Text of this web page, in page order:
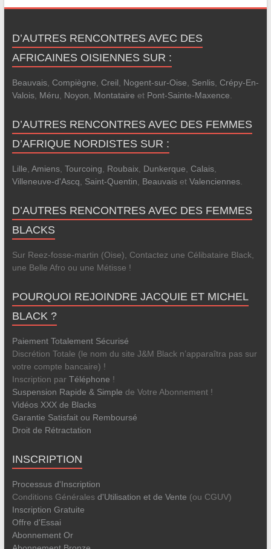
D’AUTRES RENCONTRES AVEC DES
AFRICAINES OISIENNES SUR :
Beauvais, Compiègne, Creil, Nogent-sur-Oise, Senlis, Crépy-En-
Valois, Méru, Noyon, Montataire et Pont-Sainte-Maxence.
D’AUTRES RENCONTRES AVEC DES FEMMES
D’AFRIQUE NORDISTES SUR :
Lille, Amiens, Tourcoing, Roubaix, Dunkerque, Calais,
Villeneuve-d'Ascq, Saint-Quentin, Beauvaiset Valenciennes.
D’AUTRES RENCONTRES AVEC DES FEMMES
BLACKS
Sur Reez-fosse-martin (Oise), Contactez une Célibataire Black,
une Belle Afro ou une Métisse !
POURQUOI REJOINDRE JACQUIE ET MICHEL
BLACK ?
Paiement Totalement Sécurisé
Discrétion Totale (le nom du site J&M Black n’apparaîtra pas sur
votre compte bancaire) !
Inscription par Téléphone !
Suspension Rapide & Simple de Votre Abonnement !
Vidéos XXX de Blacks
Garantie Satisfait ou Remboursé
Droit de Rétractation
INSCRIPTION
Processus d'Inscription
Conditions Générales d'Utilisation et de Vente (ou CGUV)
Inscription Gratuite
Offre d'Essai
Abonnement Or